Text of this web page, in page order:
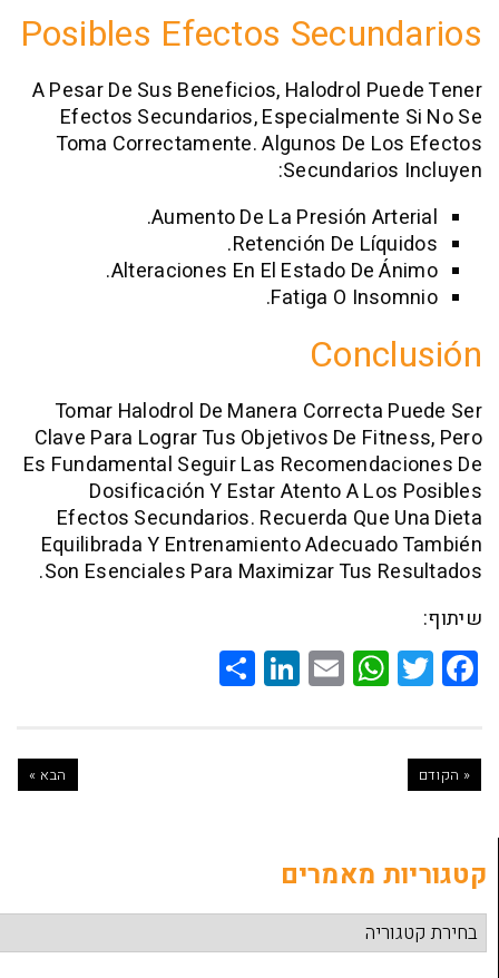
Posibles Efectos
A Pesar De Sus Beneficios, Halodrol
Efectos Secundarios,
Toma Correctamente. Algunos De
Aumento De La Presión
Retención De
Alteraciones En El Estado De
Fatiga O
Tomar Halodrol De Manera Correcta
Clave Para Lograr Tus Objetivos De
Es Fundamental Seguir Las
Dosificación Y Estar Atento A
Efectos Secundarios. Recuerda Que
Equilibrada Y Entrenamiento
Son Esenciales Para Maximizar Tus
WhatsApp
Email
LinkedIn
Share
מאמרים